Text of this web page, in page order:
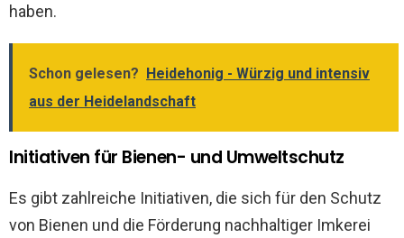
haben.
Schon gelesen? Heidehonig - Würzig und intensiv
aus der Heidelandschaft
Initiativen für Bienen- und Umweltschutz
Es gibt zahlreiche Initiativen, die sich für den Schutz
von Bienen und die Förderung nachhaltiger Imkerei